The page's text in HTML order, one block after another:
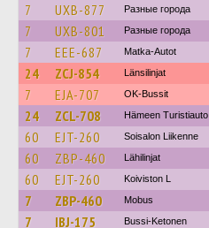
7 UXB-877 Разные города
7 UXB-801 Разные города
7 EEE-687 Matka-Autot
24 ZCJ-854 Länsilinjat
7 EJA-707 OK-Bussit
24 ZCL-708 Hämeen Turistiauto
60 EJT-260 Soisalon Liikenne
60 ZBP-460 Lähilinjat
60 EJT-260 Koiviston L
7 ZBP-460 Mobus
7 IBJ-175 Bussi-Ketonen